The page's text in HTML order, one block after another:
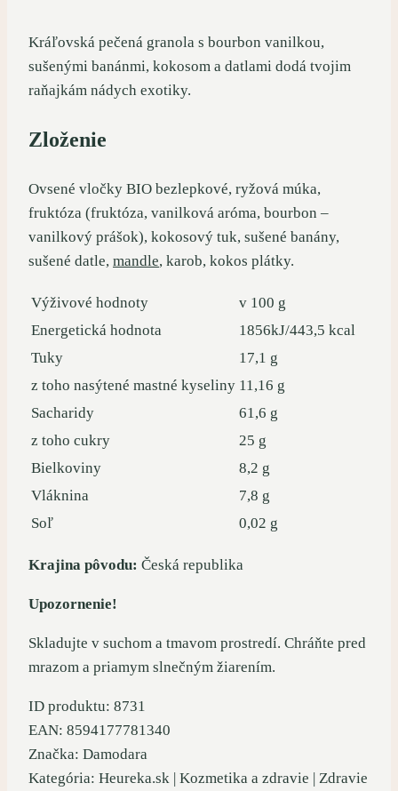
Kráľovská pečená granola s bourbon vanilkou,
sušenými banánmi, kokosom a datlami dodá tvojim
raňajkám nádych exotiky.
Zloženie
Ovsené vločky BIO bezlepkové, ryžová múka,
fruktóza (fruktóza, vanilková aróma, bourbon –
vanilkový prášok), kokosový tuk, sušené banány,
sušené datle, mandle, karob, kokos plátky.
Výživové hodnoty
v 100 g
Energetická hodnota
1856kJ/443,5 kcal
Tuky
17,1 g
z toho nasýtené mastné kyseliny 11,16 g
Sacharidy
61,6 g
z toho cukry
25 g
Bielkoviny
8,2 g
Vláknina
7,8 g
Soľ
0,02 g
Krajina pôvodu: Česká republika
Upozornenie!
Skladujte v suchom a tmavom prostredí. Chráňte pred
mrazom a priamym slnečným žiarením.
ID produktu: 8731
EAN: 8594177781340
Značka: Damodara
Kategória: Heureka.sk | Kozmetika a zdravie | Zdravie